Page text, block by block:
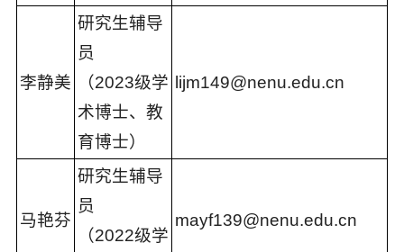
李静美
研究生辅导
员
（2023级学
术博士、教
育博士）
lijm149@nenu.edu.cn
马艳芬
研究生辅导
员
（2022级学
mayf139@nenu.edu.cn